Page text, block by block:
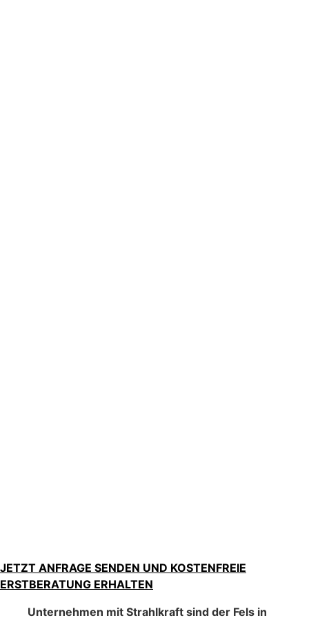
JETZT ANFRAGE SENDEN UND KOSTENFREIE
ERSTBERATUNG ERHALTEN
Unternehmen mit Strahlkraft sind der Fels in